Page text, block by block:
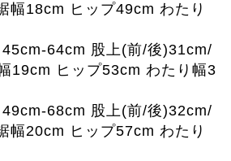
幅18cm ヒップ49cm わたり
64cm 股上(前/後)31cm/
19cm ヒップ53cm わたり幅3
68cm 股上(前/後)32cm/
幅20cm ヒップ57cm わたり